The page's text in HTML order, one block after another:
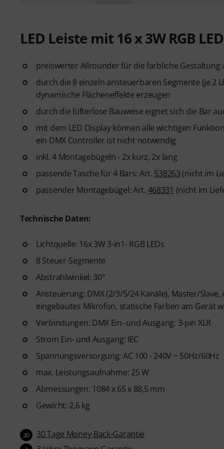
LED Leiste mit 16 x 3W RGB
preiswerter Allrounder für die farbliche Gestaltung
durch die 8 einzeln ansteuerbaren Segmente (je 2
dynamische Flächeneffekte erzeugen
durch die lüfterlose Bauweise eignet sich die Bar
mit dem LED Display können alle wichtigen
ein DMX Controller ist nicht notwendig
inkl. 4 Montagebügeln - 2x kurz, 2x lang
passende Tasche für 4 Bars: Art. 538263 (nicht im
passender Montagebügel: Art. 468331 (nicht im
Technische Daten:
Lichtquelle: 16x 3W 3-in1- RGB LEDs
8 Steuer-Segmente
Abstrahlwinkel: 30°
Ansteuerung: DMX (2/3/5/24 Kanäle), Master/
eingebautes Mikrofon, statische Farben am Gerät
Verbindungen: DMX Ein- und Ausgang: 3-pin XLR
Strom Ein- und Ausgang: IEC
Spannungsversorgung: AC 100 - 240V ~ 50Hz/60Hz
max. Leistungsaufnahme: 25 W
Abmessungen: 1084 x 65 x 88,5 mm
Gewicht: 2,6 kg
30 30 Tage Money-Back-Garantie